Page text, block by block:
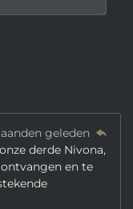
geleden
derde Nivona,
en te